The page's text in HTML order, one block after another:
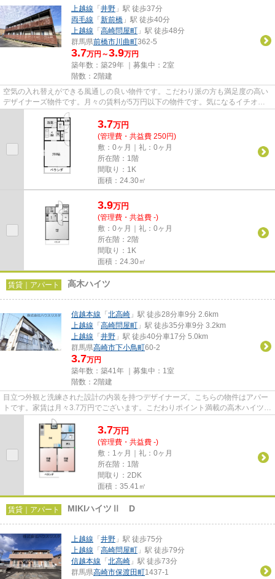
上越線 「 井野 」駅 徒歩37分
両毛線 「 新前橋 」駅 徒歩40分
上越線 「 高崎問屋町 」駅 徒歩48分
群馬県前橋市川曲町362-5
3.7万円～3.9万円
築年数：築29年 ｜募集中： 2室
階数：2階建
空気の入れ替えができる風通しの良い物件です。こだわり派の方も満足度の高い
デザイナーズ物件です。月々の賃料が5万円以下の物件です。気になるイチオシ
物件情報：「プリモ川曲」。で...
3.7万円
(管理費・共益費 250円)
敷：0ヶ月｜礼：0ヶ月
所在階：1階
間取り：1K
面積：24.30㎡
3.9万円
(管理費・共益費 -)
敷：0ヶ月｜礼：0ヶ月
所在階：2階
間取り：1K
面積：24.30㎡
賃貸｜アパート 高木ハイツ
信越本線 「 北高崎 」駅 徒歩28分車9分 2.6km
上越線 「 高崎問屋町 」駅 徒歩35分車9分 3.2km
上越線 「 井野 」駅 徒歩40分車17分 5.0km
群馬県高崎市下小鳥町60-2
3.7万円
築年数：築41年 ｜募集中： 1室
階数：2階建
目立つ外観と洗練された設計の内装を持つデザイナーズ。こちらの物件はアパー
トです。家賃は月々3.7万円でございます。こだわりポイント満載の高木ハイツ。
条件の中からご希望の物件が...
3.7万円
(管理費・共益費 -)
敷：1ヶ月｜礼：0ヶ月
所在階：1階
間取り：2DK
面積：35.41㎡
賃貸｜アパート MIKIハイツⅡ D
上越線 「 井野 」駅 徒歩75分
上越線 「 高崎問屋町 」駅 徒歩79分
信越本線 「 北高崎 」駅 徒歩73分
群馬県高崎市保渡田町1437-1